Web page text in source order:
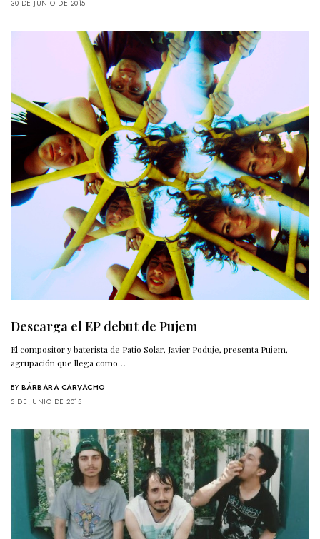
30 DE JUNIO DE 2015
Descarga el EP debut de Pujem
El compositor y baterista de Patio Solar, Javier Poduje, presenta Pujem,
agrupación que llega como…
BY BÁRBARA CARVACHO
5 DE JUNIO DE 2015